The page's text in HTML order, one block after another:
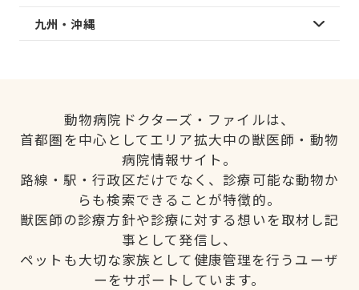
九州・沖縄
動物病院ドクターズ・ファイルは、
首都圏を中心としてエリア拡大中の獣医師・動物
病院情報サイト。
路線・駅・行政区だけでなく、診療可能な動物か
らも検索できることが特徴的。
獣医師の診療方針や診療に対する想いを取材し記
事として発信し、
ペットも大切な家族として健康管理を行うユーザ
ーをサポートしています。